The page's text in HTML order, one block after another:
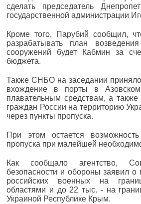
сделать председатель
государственной администрации
Кроме того, Парубий сообщил,
разрабатывать план
сооружений будет Кабмин за
бюджета.
Также СНБО на заседании
вхождение в порты в
плавательным средствам, а также
граждан России на территорию
через пункты пропуска.
При этом остается
пропуска при малейшей
Как сообщало агентство,
безопасности и обороны заявил
российских военных на
областями и до 22 тыс. - на
Украиной Республике Крым.